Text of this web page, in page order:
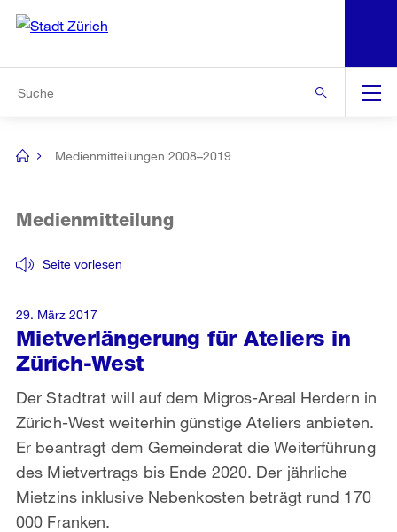
Navigation
[no
Medienmitteilungen 2008–2019
Mietverlängerung für Ateliers in
Zürich-West
Seite vorlesen
Medienmitteilung
Der Stadtrat will auf dem Migros-Areal Herdern in
Zürich-West weiterhin günstige Ateliers anbieten.
Er beantragt dem Gemeinderat die Weiterführung
des Mietvertrags bis Ende 2020. Der jährliche
Mietzins inklusive Nebenkosten beträgt rund 170
000 Franken.
29. März 2017